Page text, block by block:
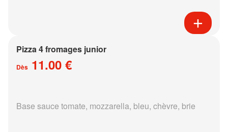
Pizza 4 fromages junior
Dès 11.00 €
Base sauce tomate, mozzarella, bleu, chèvre, brie